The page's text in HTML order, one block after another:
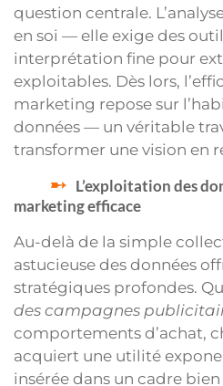
question centrale.
en soi — elle exige des
interprétation fine pour
exploitables. Dès lors,
marketing repose sur
données — un véritable
transformer une vision en
L’exploitation des
marketing efficace
Au-delà de la simple
astucieuse des données
stratégiques profondes.
des campagnes
comportements d’achat,
acquiert une utilité
insérée dans un cadre